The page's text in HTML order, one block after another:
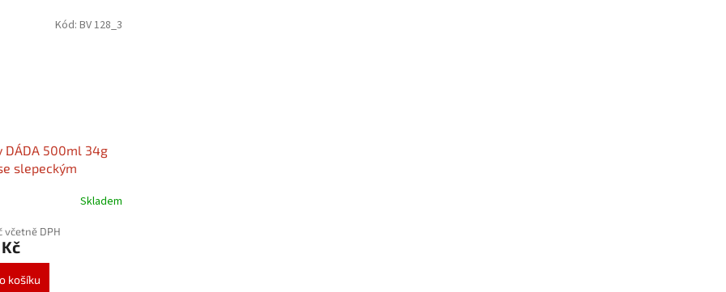
DÁDA 500ml 34g
slepeckým
D304-03Skladem
včetně DPH
košíku
Kód: BV 128_3